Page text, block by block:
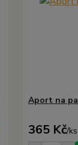
Aport na
365 Kč/ks